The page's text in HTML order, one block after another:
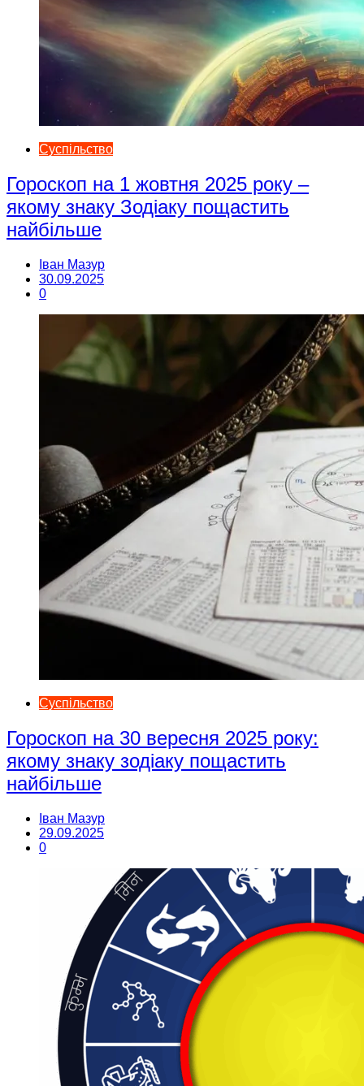
Суспільство
Гороскоп на 1 жовтня 2025 року –
якому знаку Зодіаку пощастить
найбільше
Іван Мазур
30.09.2025
0
Суспільство
Гороскоп на 30 вересня 2025 року:
якому знаку зодіаку пощастить
найбільше
Іван Мазур
29.09.2025
0